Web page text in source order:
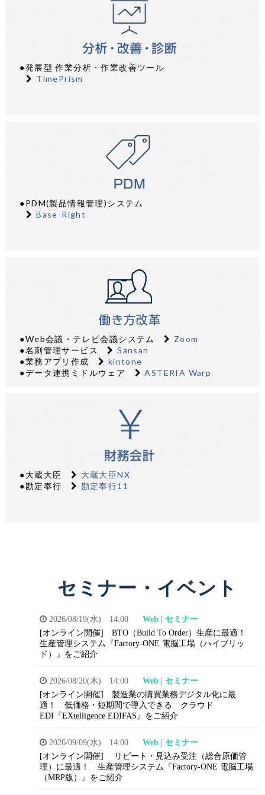
●発展型 作業分析・作業改善ツール
TimePrism
●PDM(製品情報管理)システム
Base-Right
●Web会議・テレビ会議システム
Zoom
●名刺管理サービス
Sansan
●業務アプリ作成
kintone
●データ連携ミドルウェア
ASTERIA Warp
●大蔵大臣
大蔵大臣NX
●勘定奉行
勘定奉行11
セミナー・イベント
2026/08/19(水) 14:00 Web
セミナー
[オンライン開催]
BTO（Build To Order）生産に最適！
生産管理システム『Factory-ONE 電脳工場（ハイブリッ
ド）』をご紹介
2026/08/20(木) 14:00 Web
セミナー
[オンライン開催]
製造業の購買業務デジタル化に最
適！
低価格・短期間で導入できる クラウド
EDI『EXtelligence EDIFAS』をご紹介
2026/09/09(水) 14:00 Web
セミナー
[オンライン開催]
リピート・見込み受注（総合原価管
理）に最適！
生産管理システム『Factory-ONE 電脳工場
（MRP版）』をご紹介